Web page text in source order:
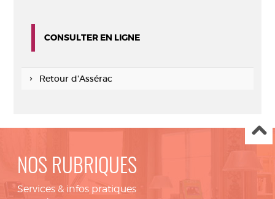
CONSULTER EN LIGNE
Retour d'Assérac
NOS RUBRIQUES
Services & infos pratiques